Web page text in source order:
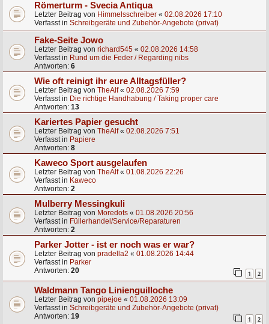
Römerturm - Svecia Antiqua
Letzter Beitrag von Himmelsschreiber « 02.08.2026 17:10
Verfasst in Schreibgeräte und Zubehör-Angebote (privat)
Fake-Seite Jowo
Letzter Beitrag von richard545 « 02.08.2026 14:58
Verfasst in Rund um die Feder / Regarding nibs
Antworten: 6
Wie oft reinigt ihr eure Alltagsfüller?
Letzter Beitrag von TheAlf« 02.08.2026 7:59
Verfasst in Die richtige Handhabung / Taking proper care
Antworten: 13
Kariertes Papier gesucht
Letzter Beitrag von TheAlf« 02.08.2026 7:51
Verfasst in Papiere
Antworten: 8
Kaweco Sport ausgelaufen
Letzter Beitrag von TheAlf« 01.08.2026 22:26
Verfasst in Kaweco
Antworten: 2
Mulberry Messingkuli
Letzter Beitrag von Moredots « 01.08.2026 20:56
Verfasst in Füllerhandel/Service/Reparaturen
Antworten: 2
Parker Jotter - ist er noch was er war?
Letzter Beitrag von pradella2 « 01.08.2026 14:44
Verfasst in Parker
Antworten: 20 1 2
Waldmann Tango Linienguilloche
Letzter Beitrag von pipejoe « 01.08.2026 13:09
Verfasst in Schreibgeräte und Zubehör-Angebote (privat)
Antworten: 19 1 2